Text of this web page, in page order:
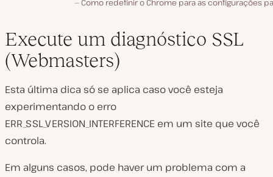
Execute um diagnóstico SSL
(Webmasters)
Esta última dica só se aplica caso você esteja
experimentando o erro
ERR_SSL_VERSION_INTERFERENCE em um site que você
controla.
Em alguns casos, pode haver um problema com a